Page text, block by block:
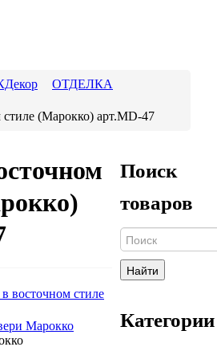
ОТДЕЛКА
стиле (Марокко) арт.MD-47
Марокко
Поиск
товаров
Найти
Категории